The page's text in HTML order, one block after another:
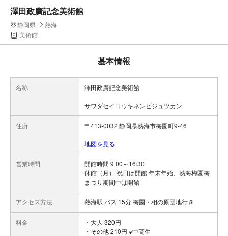
澤田政廣記念美術館
静岡県
熱海
美術館
基本情報
名称 澤田政廣記念美術館
サワダセイコウキネンビジュツカン
住所 〒413-0032 静岡県熱海市梅園町9-46
地図を見る
営業時間
開館時間 9:00～16:30
休館（月） 祝日は開館 年末年始、熱海梅園梅
まつり期間中は開館
アクセス方法 熱海駅 バス 15分 梅園・相の原団地行き
料金
・大人 320円
・その他 210円 ※中高生